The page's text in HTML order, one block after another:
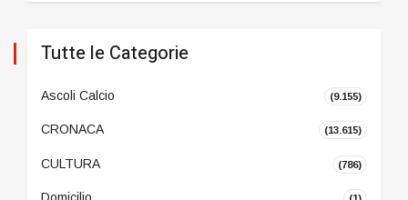
Tutte le Categorie
Ascoli Calcio (9.155)
CRONACA (13.615)
CULTURA (786)